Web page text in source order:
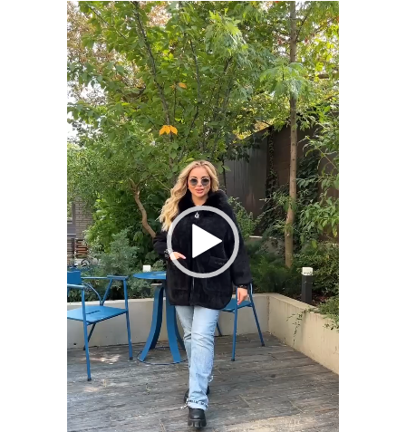
Відеопрогравач